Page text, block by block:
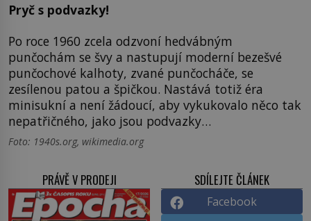
Pryč s podvazky!
Po roce 1960 zcela odzvoní hedvábným
punčochám se švy a nastupují moderní bezešvé
punčochové kalhoty, zvané punčocháče, se
zesílenou patou a špičkou. Nastává totiž éra
minisukní a není žádoucí, aby vykukovalo něco tak
nepatřičného, jako jsou podvazky…
Foto: 1940s.org, wikimedia.org
PRÁVĚ V PRODEJI SDÍLEJTE ČLÁNEK
Facebook